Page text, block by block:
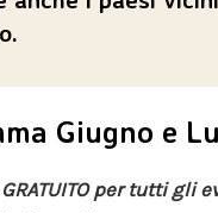
Giugno e
per tutti gli